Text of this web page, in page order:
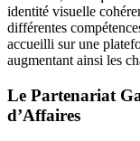
identité visuelle
différentes
accueilli sur une
augmentant ainsi les
Le Partenariat
d’Affaires